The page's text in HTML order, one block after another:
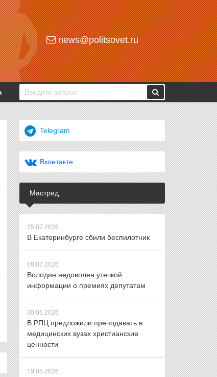
news@politsovet.ru
Telegram
Вконтакте
Мастрид
25.07.2026
В Екатеринбурге сбили беспилотник
08.07.2026
Володин недоволен утечкой
информации о премиях депутатам
30.06.2026
В РПЦ предложили преподавать в
медицинских вузах христианские
ценности
19.05.2026